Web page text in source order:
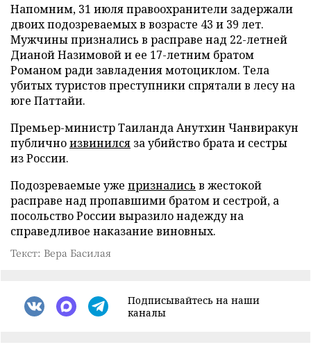
Напомним, 31 июля правоохранители задержали
двоих подозреваемых в возрасте 43 и 39 лет.
Мужчины признались в расправе над 22-летней
Дианой Назимовой и ее 17-летним братом
Романом ради завладения мотоциклом. Тела
убитых туристов преступники спрятали в лесу на
юге Паттайи.
Премьер-министр Таиланда Анутхин Чанвиракун
публичноизвинился за убийство брата и сестры
из России.
Подозреваемые уже признались в жестокой
расправе над пропавшими братом и сестрой, а
посольство России выразило надежду на
справедливое наказание виновных.
Текст: Вера Басилая
Подписывайтесь на наши
каналы